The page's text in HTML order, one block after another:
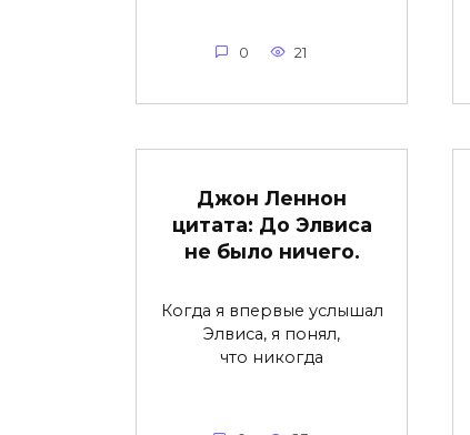
0 21
Джон Леннон
цитата: До Элвиса
не было ничего.
Когда я впервые услышал
Элвиса, я понял,
что никогда